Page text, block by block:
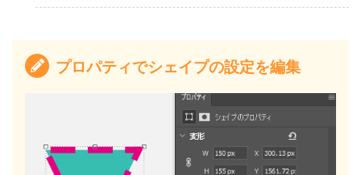
プロパティでシェイプの設定を編集